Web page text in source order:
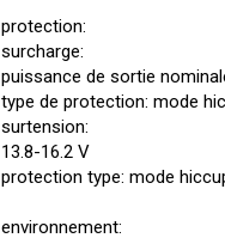
protection:
surcharge:
puissance de sortie
type de protection: mode
surtension:
13.8-16.2 V
protection type: mode
environnement: